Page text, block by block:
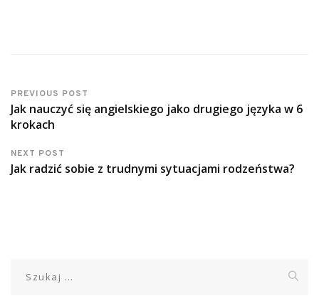
PREVIOUS POST
Jak nauczyć się angielskiego jako drugiego języka w 6
krokach
NEXT POST
Jak radzić sobie z trudnymi sytuacjami rodzeństwa?